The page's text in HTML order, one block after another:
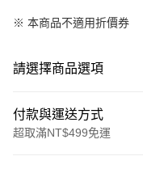
※ 本商品不適用折價券
請選擇商品選項
付款與運送方式
超取滿NT$499免運